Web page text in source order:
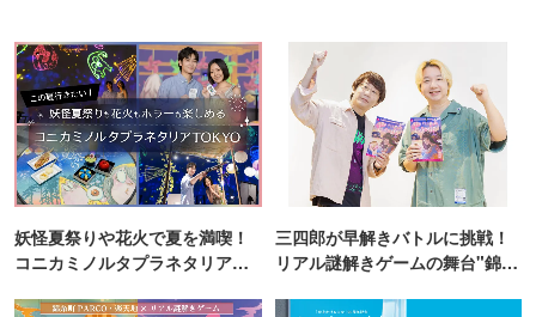
妖怪夏祭りや花火で夏を満喫！
コニカミノルタプラネタリア
三四郎が早解きバトルに挑戦！
リアル謎解きゲームの舞台"錦糸